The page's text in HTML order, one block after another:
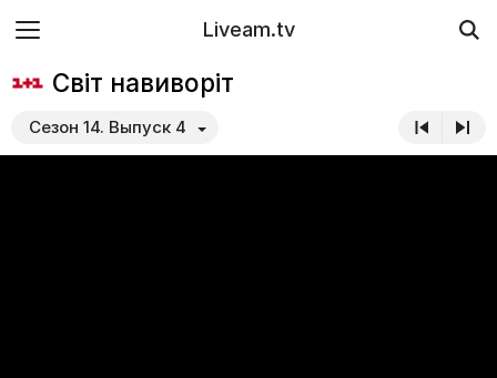
Liveam.tv
Світ навиворіт
Сезон 14. Выпуск 4